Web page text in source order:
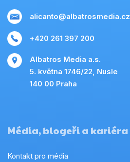
alicanto@albatrosmedia.cz
+420 261 397 200
Albatros Media a.s.
5. května 1746/22, Nusle
140 00 Praha
Média, blogeři a kariéra
Kontakt pro média